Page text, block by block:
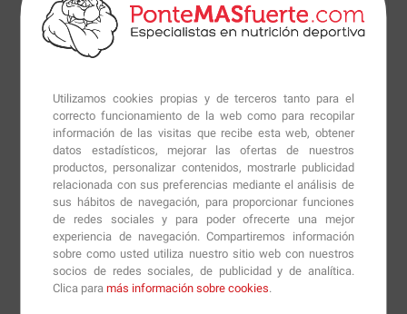
Utilizamos cookies propias y de terceros tanto para el
correcto funcionamiento de la web como para recopilar
información de las visitas que recibe esta web, obtener
datos estadísticos, mejorar las ofertas de nuestros
productos, personalizar contenidos, mostrarle publicidad
relacionada con sus preferencias mediante el análisis de
sus hábitos de navegación, para proporcionar funciones
de redes sociales y para poder ofrecerte una mejor
experiencia de navegación. Compartiremos información
sobre como usted utiliza nuestro sitio web con nuestros
socios de redes sociales, de publicidad y de analítica.
Clica paramás información sobre cookies.
que impide que la creatina se convierta en creatinina
antes de alcanzar el músculo, por lo que los resultados
tradicional con una dosis mucho más pequeña.
Sus principales efectos junto al aumento de la fuerza
máxima son la mejora de la fuerza explosiva, el
aumento de la hipertrofia o crecimiento muscular y una
mayor congestión muscular durante los
entrenamientos, además hará que nuestra
recuperación sea mejor y estemos en mejores
condiciones para realizar el próximo entrenamiento.